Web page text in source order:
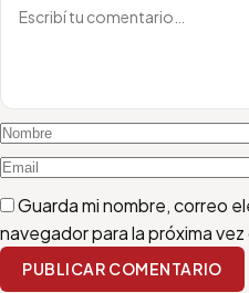
Guarda mi nombre, correo
navegador para la próxima
PUBLICAR COMENTARIO